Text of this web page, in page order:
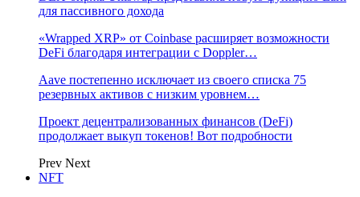
для пассивного дохода
«Wrapped XRP» от Coinbase расширяет возможности
DeFi благодаря интеграции с Doppler…
Aave постепенно исключает из своего списка 75
резервных активов с низким уровнем…
Проект децентрализованных финансов (DeFi)
продолжает выкуп токенов! Вот подробности
Prev Next
NFT